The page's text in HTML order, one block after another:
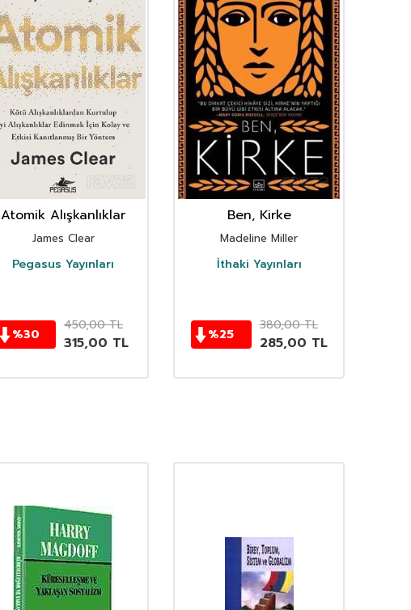
Atomik Alışkanlıklar
James Clear
Pegasus Yayınları
%30
450,00TL
315,00 TL
Ben, Kirke
Madeline Miller
İthaki Yayınları
%25
380,00TL
285,00 TL